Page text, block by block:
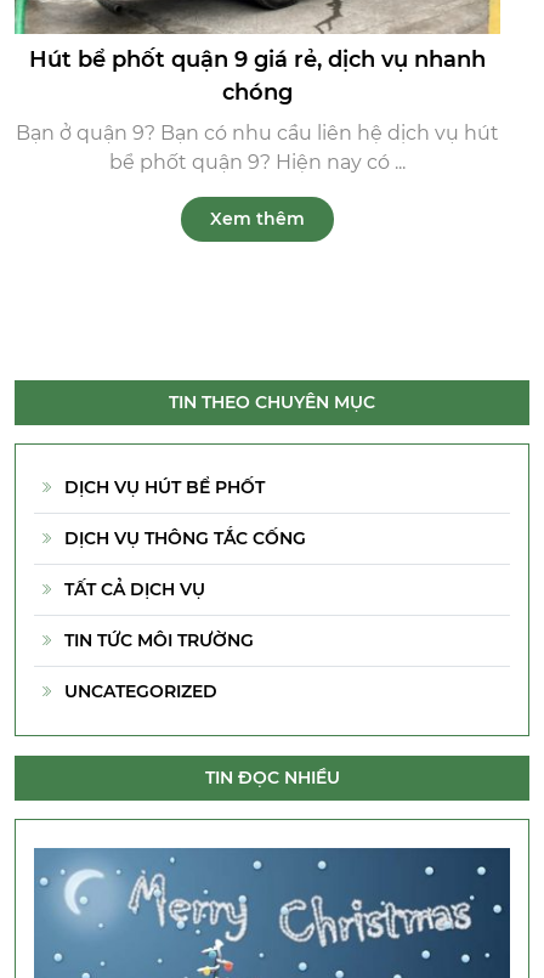
Hút bể phốt quận 9 giá rẻ, dịch vụ nhanh
chóng
Bạn ở quận 9? Bạn có nhu cầu liên hệ dịch vụ hút
bể phốt quận 9? Hiện nay có ...
Xem thêm
TIN THEO CHUYÊN MỤC
DỊCH VỤ HÚT BỂ PHỐT
DỊCH VỤ THÔNG TẮC CỐNG
TẤT CẢ DỊCH VỤ
TIN TỨC MÔI TRƯỜNG
UNCATEGORIZED
TIN ĐỌC NHIỀU